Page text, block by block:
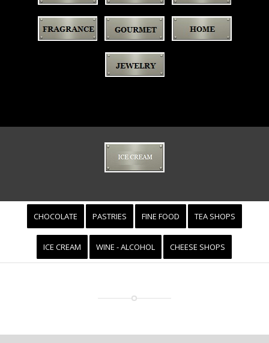
CHOCOLATE PASTRIES FINE FOOD TEA SHOPS
ICE CREAM WINE - ALCOHOL CHEESE SHOPS